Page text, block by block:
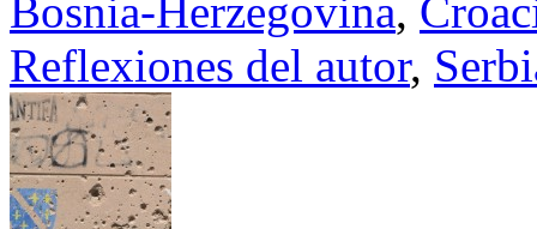
Bosnia-Herzegovina,
Reflexiones del autor,